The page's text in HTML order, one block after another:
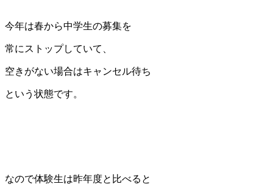
今年は春から中学生の募集を
常にストップしていて、
空きがない場合はキャンセル待ち
という状態です。
なので体験生は昨年度と比べると